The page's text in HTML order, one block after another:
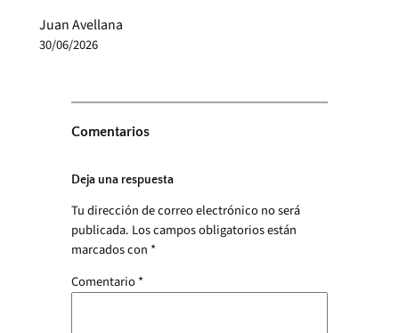
Juan Avellana
30/06/2026
Comentarios
Deja una respuesta
Tu dirección de correo electrónico no será
publicada. Los campos obligatorios están
marcados con *
Comentario*